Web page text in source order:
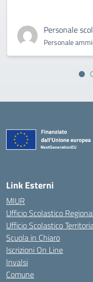
Personale
Personale
Link Esterni
MIUR
Ufficio Scolastico
Ufficio Scolastico
Scuola in Chiaro
Iscrizioni On Line
Invalsi
Comune